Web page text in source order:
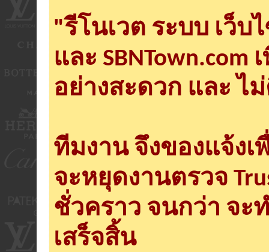
"รีโนเวต ระบบ เว็บ
และ
อย่างสะดวก และ ไ
ทีมงาน จึงของแจ้ง
จะหยุดงานตรวจ
ชั่วคราว จนกว่า จะ
เสร็จสิ้น